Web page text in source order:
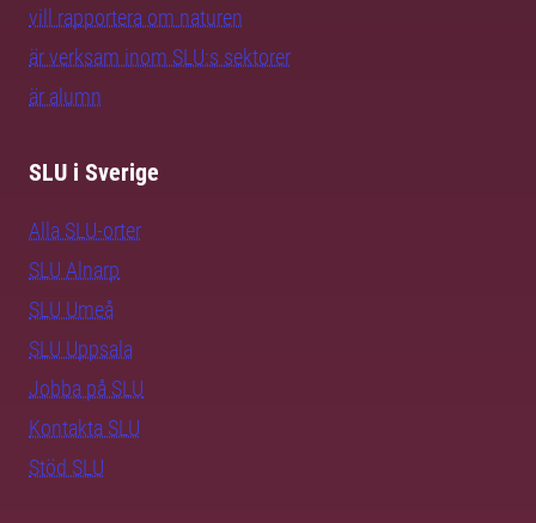
vill rapportera om naturen
är verksam inom SLU:s sektorer
är alumn
SLU i Sverige
Alla SLU-orter
SLU Alnarp
SLU Umeå
SLU Uppsala
Jobba på SLU
Kontakta SLU
Stöd SLU